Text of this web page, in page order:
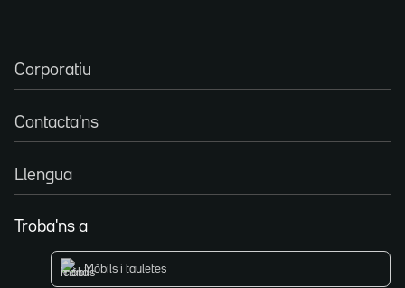
Corporatiu
Contacta'ns
Llengua
Troba'ns a
Mòbils i tauletes